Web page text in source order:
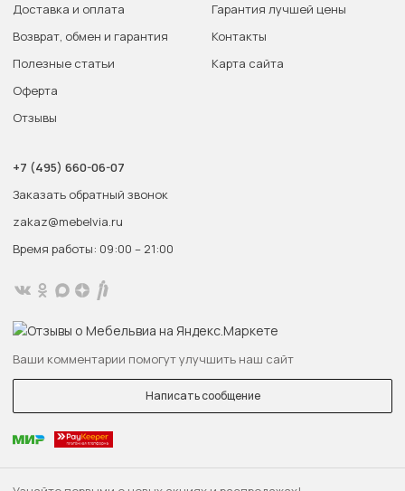
Доставка и оплата
Возврат, обмен и гарантия
Полезные статьи
Оферта
Отзывы
Гарантия лучшей цены
Контакты
Карта сайта
+7 (495) 660-06-07
Заказать обратный звонок
zakaz@mebelvia.ru
Время работы: 09:00 – 21:00
Ваши комментарии помогут улучшить наш сайт
Написать сообщение